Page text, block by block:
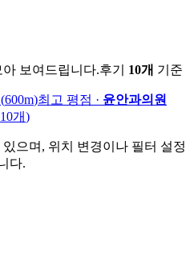
아 보여드립니다.후기 10개 기준
(600m)최고 평점 · 윤안과의원
10개)
으며, 위치 변경이나 필터 설정
다.